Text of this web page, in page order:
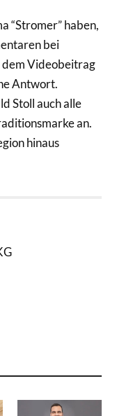
“Stromer” haben,
bei
dem Videobeitrag
Antwort.
Stoll auch alle
an.
hinaus